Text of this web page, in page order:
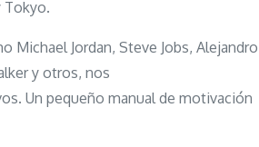
Tokyo.
Michael Jordan, Steve Jobs, Alejandro
y otros, nos
Un pequeño manual de motivación